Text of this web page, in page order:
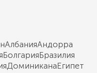
АлбанияАндорра
БолгарияБразилия
ДоминиканаЕгипет